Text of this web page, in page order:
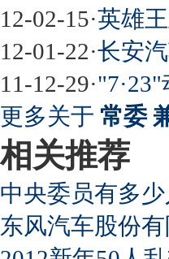
12-02-15·英雄
12-01-22·长安
11-12-29·
更多关于 常委
相关推荐
中央委员有多少
东风汽车股份有